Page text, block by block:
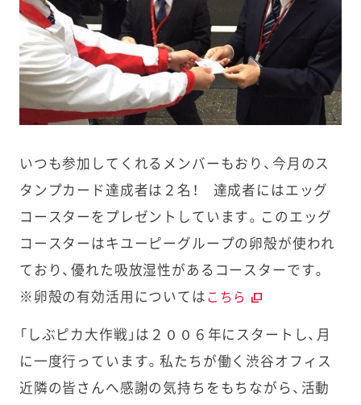
いつも参加してくれるメンバーもおり、今月のス
タンプカード達成者は２名！ 達成者にはエッグ
コースターをプレゼントしています。このエッグ
コースターはキユーピーグループの卵殻が使われ
ており、優れた吸放湿性があるコースターです。
※卵殻の有効活用については こちら
「しぶピカ大作戦」は２００６年にスタートし、月
に一度行っています。私たちが働く渋谷オフィス
近隣の皆さんへ感謝の気持ちをもちながら、活動